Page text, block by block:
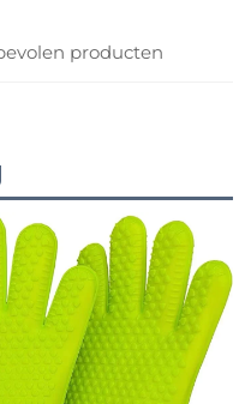
producten